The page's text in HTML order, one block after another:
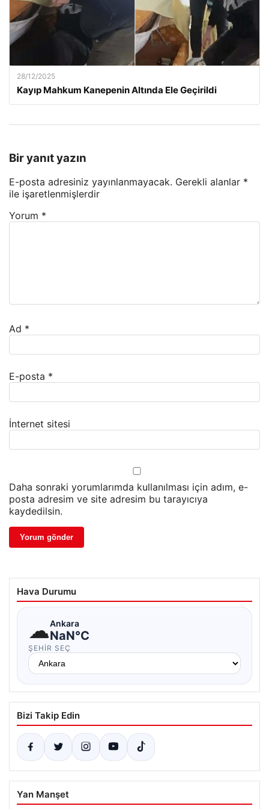
28/12/2025
Kayıp Mahkum Kanepenin Altında Ele Geçirildi
Bir yanıt yazın
E-posta adresiniz yayınlanmayacak. Gerekli alanlar *
ile işaretlenmişlerdir
Yorum *
Ad *
E-posta *
İnternet sitesi
Daha sonraki yorumlarımda kullanılması için adım, e-
posta adresim ve site adresim bu tarayıcıya
kaydedilsin.
Hava Durumu
☁Ankara
NaN°C
ŞEHIR SEÇ
Bizi Takip Edin
Yan Manşet